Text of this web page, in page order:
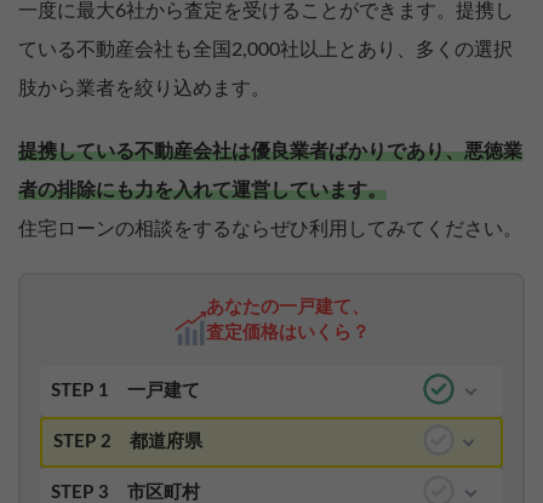
一度に最大6社から査定を受けることができます。提携し
ている不動産会社も全国2,000社以上とあり、多くの選択
肢から業者を絞り込めます。
提携している不動産会社は優良業者ばかりであり、悪徳業
者の排除にも力を入れて運営しています。
住宅ローンの相談をするならぜひ利用してみてください。
あなたの一戸建て、
査定価格はいくら？
STEP 1 一戸建て
STEP 2 都道府県
STEP 3 市区町村